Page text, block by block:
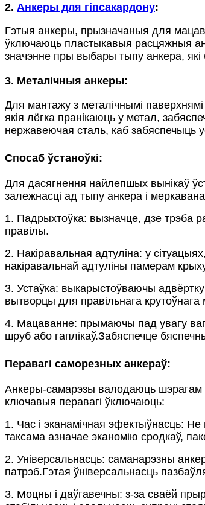
2. Анкеры для гіпсакардону:
Гэтыя анкеры, прызначаныя для
ўключаюць пластыкавыя расцяжныя
значэнне пры выбары тыпу анкера,
3. Металічныя анкеры:
Для мантажу з металічнымі
якія лёгка пранікаюць у метал,
нержавеючая сталь, каб забяспечыць
Спосаб ўстаноўкі:
Для дасягнення найлепшых вынікаў
залежнасці ад тыпу анкера і
1. Падрыхтоўка: вызначце, дзе трэба
правілы.
2. Накіравальная адтуліна: у
накіравальнай адтуліны памерам
3. Устаўка: выкарыстоўваючы
вытворцы для правільнага
4. Мацаванне: прымаючы пад увагу
шруб або гаплікаў.Забяспечце
Перавагі саморезных анкераў:
Анкеры-самарэзы валодаюць шэрагам
ключавыя перавагі ўключаюць:
1. Час і эканамічная эфектыўнасць:
таксама азначае эканомію сродкаў,
2. Універсальнасць: саманарэзны
патрэб.Гэтая ўніверсальнасць
3. Моцны і даўгавечны: з-за сваёй